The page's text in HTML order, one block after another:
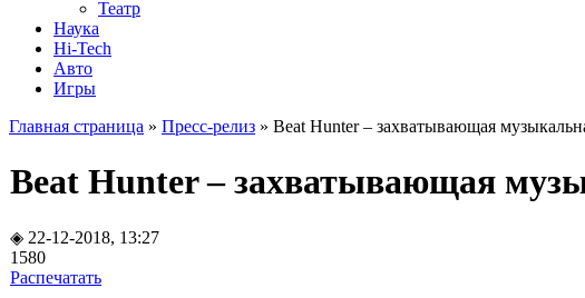
Театр
Наука
Hi-Tech
Авто
Игры
Главная страница » Пресс-релиз » Beat Hunter – захватывающая
Beat Hunter – захватывающая
◈ 22-12-2018, 13:27
1580
Распечатать